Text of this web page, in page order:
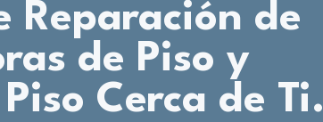
Reparación de
de Piso y
Cerca de Ti.